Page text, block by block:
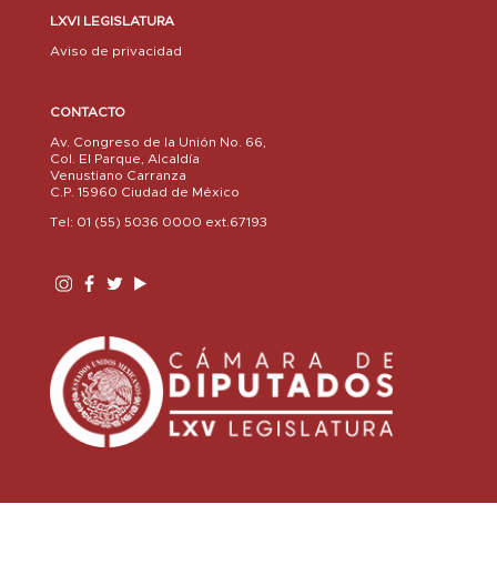
LXVI LEGISLATURA
Aviso de privacidad
CONTACTO
Av. Congreso de la Unión No. 66,
Col. El Parque, Alcaldía
Venustiano Carranza
C.P. 15960 Ciudad de México
Tel: 01 (55) 5036 0000 ext.67193